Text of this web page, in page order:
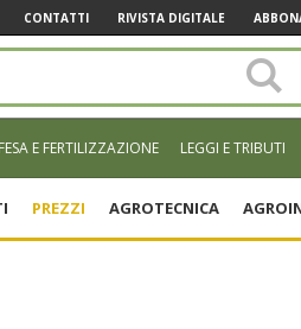
CONTATTI RIVISTA DIGITALE
E FERTILIZZAZIONE LEGGI E TRIBUTI
PREZZI AGROTECNICA